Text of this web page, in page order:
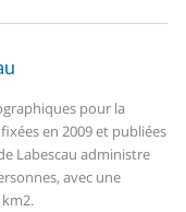
pour la
en 2009 et publiées
Labescau administre
avec une